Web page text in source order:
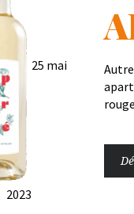
25 mai
2023